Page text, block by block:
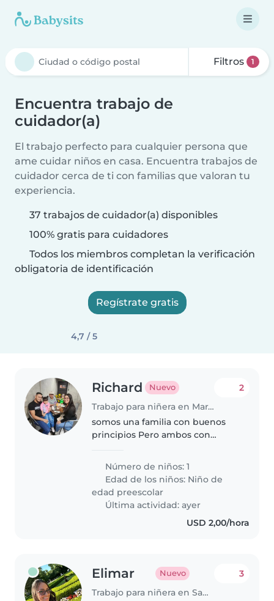
Filtros 1
Encuentra trabajo de
cuidador(a)
El trabajo perfecto para cualquier persona que
ame cuidar niños en casa. Encuentra trabajos de
cuidador cerca de ti con familias que valoran tu
experiencia.
37 trabajos de cuidador(a) disponibles
100% gratis para cuidadores
Todos los miembros completan la verificación
obligatoria de identificación
Regístrate gratis
4,7 / 5
Richard Nuevo
Trabajo para niñera en Maracay
2
somos una familia con buenos
principios Pero ambos con
inteligente y habladora
Número de niños: 1
Edad de los niños: Niño de
edad preescolar
Última actividad: ayer
USD 2,00/hora
Elimar Nuevo
Trabajo para niñera en San Diego (Estado Carabobo)
3